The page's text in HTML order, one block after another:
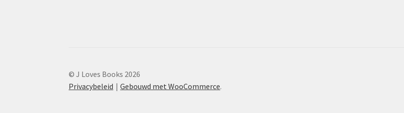
© J Loves Books 2026
Privacybeleid
Gebouwd met WooCommerce.